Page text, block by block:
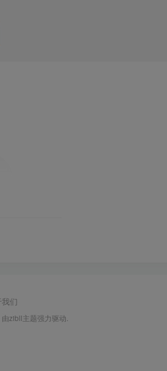
们
由zibll主题强力驱动.